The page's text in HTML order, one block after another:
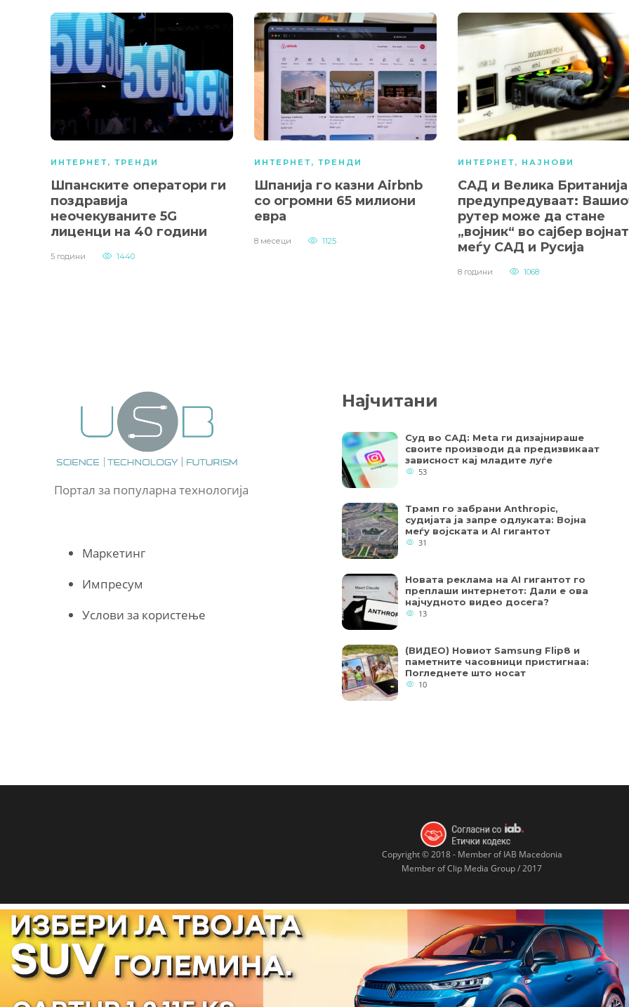
ИНТЕРНЕТ, ТРЕНДИ
Шпанските оператори ги
поздравија
неочекуваните 5G
лиценци на 40 години
5 години 1440
ИНТЕРНЕТ, ТРЕНДИ
Шпанија го казни Airbnb
со огромни 65 милиони
евра
8 месеци 1125
ИНТЕРНЕТ, НАЈНОВИ
САД и Велика Британија
предупредуваат:
рутер може да стане
„војник“ во сајбер
меѓу САД и Русија
8 години 1068
Портал за популарна технологија
Маркетинг
Импресум
Услови за користење
Најчитани
Суд во САД: Meta ги дизајнираше
своите производи да предизвикаат
зависност кај младите луѓе
53
Трамп го забрани Anthropic,
судијата ја запре одлуката: Војна
меѓу војската и AI гигантот
31
Новата реклама на AI гигантот го
преплаши интернетот: Дали е ова
најчудното видео досега?
13
(ВИДЕО) Новиот Samsung Flip8 и
паметните часовници пристигнаа:
Погледнете што носат
10
Copyright © 2018 - Member of IAB Macedonia
Member of Clip Media Group / 2017